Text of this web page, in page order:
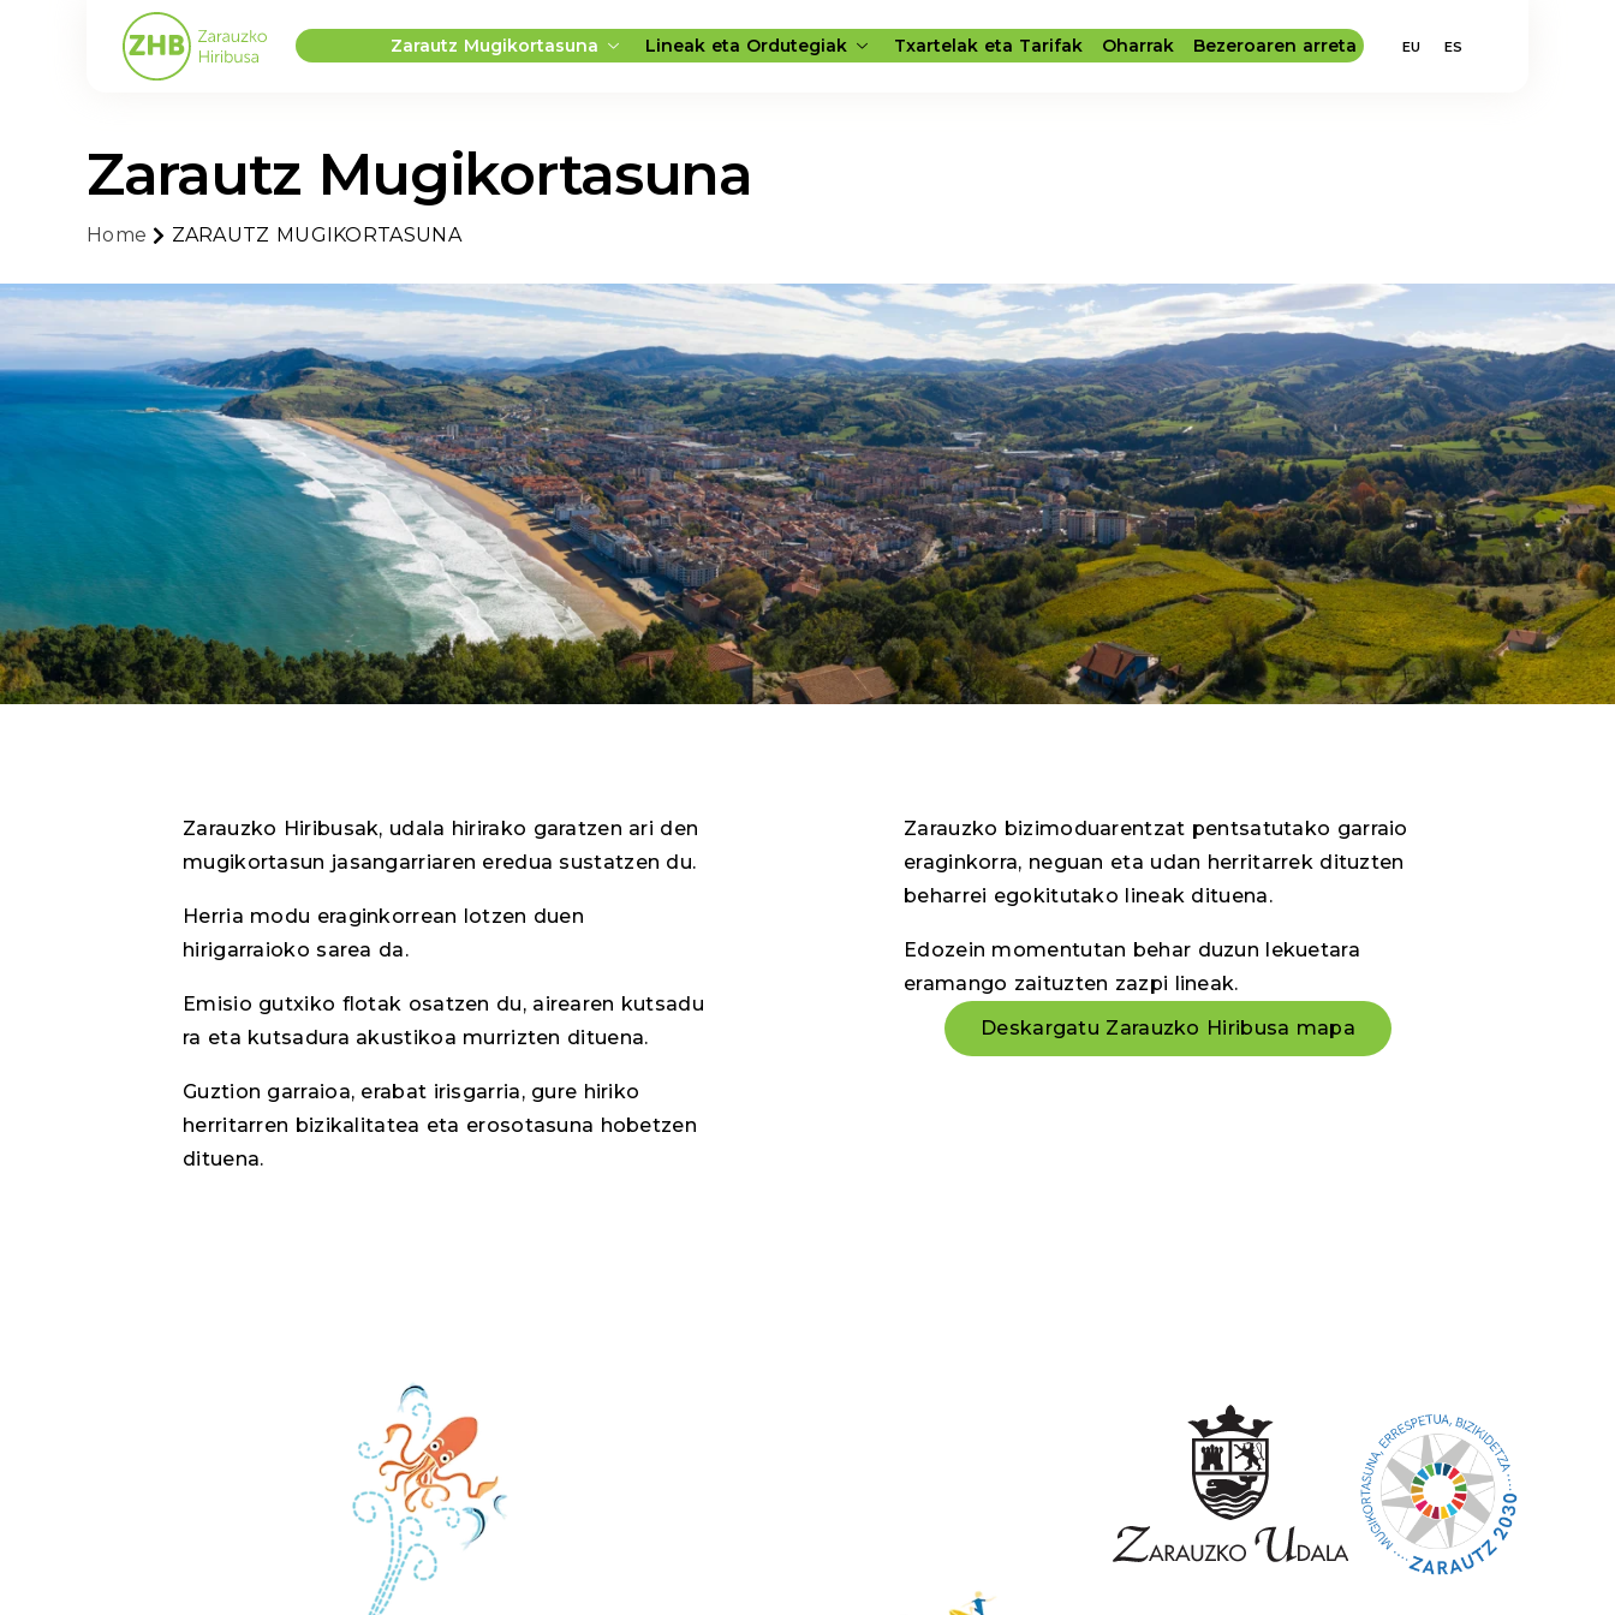
Zarautz Mugikortasuna Lineak eta Ordutegiak Txartelak eta Tarifak Oharrak Bezeroaren arreta EU ES
Zarautz Mugikortasuna
Home ZARAUTZ MUGIKORTASUNA
Zarauzko Hiribusak, udala hirirako garatzen ari den
mugikortasun jasangarriaren eredua sustatzen du.
Herria modu eraginkorrean lotzen duen
hirigarraioko sarea da.
Emisio gutxiko flotak osatzen du, airearen kutsadu
ra eta kutsadura akustikoa murrizten dituena.
Guztion garraioa, erabat irisgarria, gure hiriko
herritarren bizikalitatea eta erosotasuna hobetzen
dituena.
Zarauzko bizimoduarentzat pentsatutako garraio
eraginkorra, neguan eta udan herritarrek dituzten
beharrei egokitutako lineak dituena.
Edozein momentutan behar duzun lekuetara
eramango zaituzten zazpi lineak.
Deskargatu Zarauzko Hiribusa mapa